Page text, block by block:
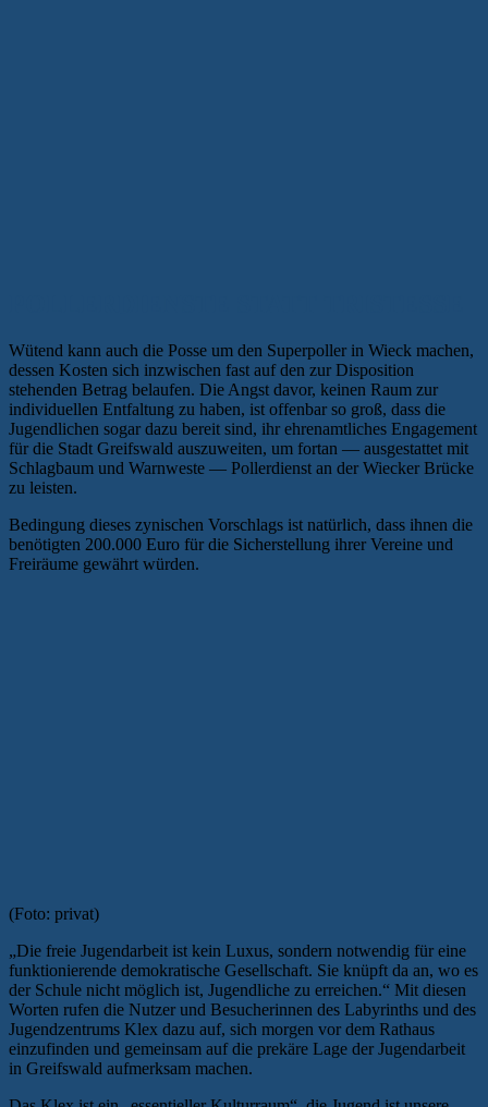
Wütend kann auch die Posse um den Superpoller in Wieck machen,
dessen Kosten sich inzwischen fast auf den zur Disposition
stehenden Betrag belaufen. Die Angst davor, keinen Raum zur
individuellen Entfaltung zu haben, ist offenbar so groß, dass die
Jugendlichen sogar dazu bereit sind, ihr ehrenamtliches Engagement
für die Stadt Greifswald auszuweiten, um fortan — ausgestattet mit
Schlagbaum und Warnweste — Pollerdienst an der Wiecker Brücke
zu leisten.
Bedingung dieses zynischen Vorschlags ist natürlich, dass ihnen die
benötigten 200.000 Euro für die Sicherstellung ihrer Vereine und
Freiräume gewährt würden.
(Foto: privat)
„Die freie Jugendarbeit ist kein Luxus, sondern notwendig für eine
funktionierende demokratische Gesellschaft. Sie knüpft da an, wo es
der Schule nicht möglich ist, Jugendliche zu erreichen.“ Mit diesen
Worten rufen die Nutzer und Besucherinnen des Labyrinths und des
Jugendzentrums Klex dazu auf, sich morgen vor dem Rathaus
einzufinden und gemeinsam auf die prekäre Lage der Jugendarbeit
in Greifswald aufmerksam machen.